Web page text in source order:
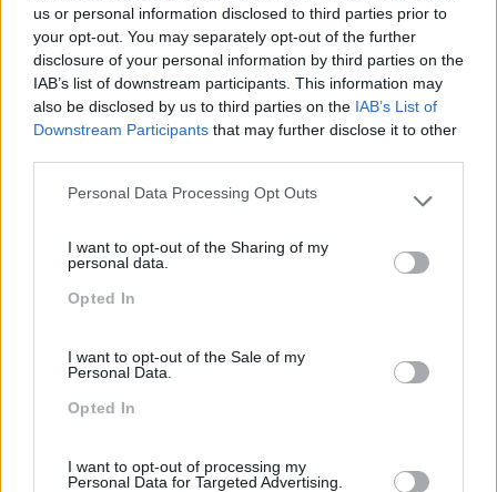
us or personal information disclosed to third parties prior to
your opt-out. You may separately opt-out of the further
disclosure of your personal information by third parties on the
IAB’s list of downstream participants. This information may
also be disclosed by us to third parties on the IAB’s List of
Downstream Participants that may further disclose it to other
Please note that this website/app uses one or more Google
not limited to your visit or usage behaviour. You may click to
grant or deny consent to Google and its third-party tags to
use your data for below specified purposes in below Google
Personal Data Processing Opt Outs
I want to opt-out of the Sharing of my
personal data.
Opted In
I want to opt-out of the Sale of my
Personal Data.
Opted In
I want to opt-out of processing my
Personal Data for Targeted Advertising.
Sustentabilidade
Criatividade É Das
Colaboradores
Pesquisa